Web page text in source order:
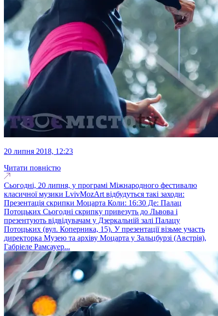
20 липня 2018, 12:23
Читати повністю
Сьогодні, 20 липня, у програмі Міжнародного фестивалю
класичної музики LvivMozArt відбудуться такі заходи:
Презентація скрипки Моцарта Коли: 16:30 Де: Палац
Потоцьких Сьогодні скрипку привезуть до Львова і
презентують відвідувачам у Дзеркальній залі Палацу
Потоцьких (вул. Коперника, 15). У презентації візьме участь
директорка Музею та архіву Моцарта у Зальцбурзі (Австрія),
Габріеле Рамсауер...